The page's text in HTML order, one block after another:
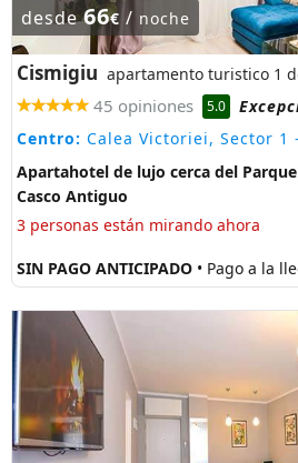
desde66€ / noche
Cismigiu apartamento turistico 1
45 opiniones 5.0
Centro: Calea Victoriei, Sector 1
Apartahotel de lujo cerca del
Casco Antiguo
3 personas están mirando ahora
SIN PAGO ANTICIPADO • Pago a la